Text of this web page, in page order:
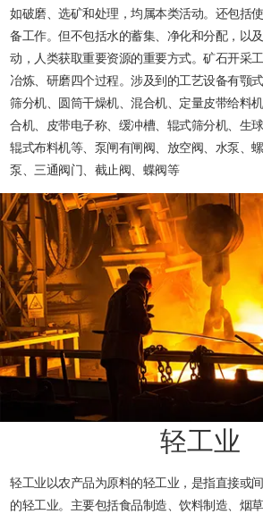
如破磨、选矿和处理，均属本类活动。还包括
备工作。但不包括水的蓄集、净化和分配，以
动，人类获取重要资源的重要方式。矿石开采
冶炼、研磨四个过程。涉及到的工艺设备有颚
筛分机、圆筒干燥机、混合机、定量皮带给料
合机、皮带电子称、缓冲槽、辊式筛分机、生
辊式布料机等、泵闸有闸阀、放空阀、水泵、
泵、三通阀门、截止阀、蝶阀等
轻工业
轻工业以农产品为原料的轻工业，是指直接或
的轻工业。主要包括食品制造、饮料制造、烟